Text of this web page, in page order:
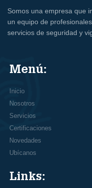
Somos una empresa que
un equipo de
servicios de seguridad y
Menú:
Inicio
Nosotros
Servicios
Certificaciones
Novedades
Ubícanos
Links: